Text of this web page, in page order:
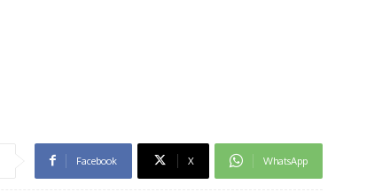
Facebook X WhatsApp